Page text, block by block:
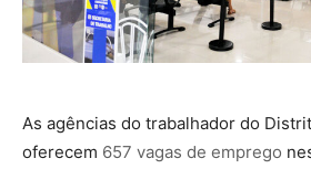
As agências do trabalhador do
oferecem 657 vagas de emprego